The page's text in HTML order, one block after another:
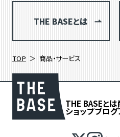
THE BASEとは
TOP 商品・サービス
THE BASEとは
ショップブログ